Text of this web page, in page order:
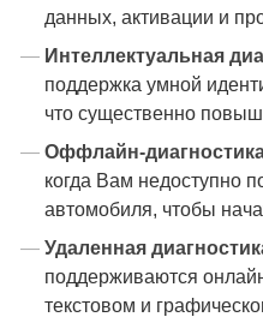
данных, активации и
Интеллектуальная
поддержка умной
что существенно
Оффлайн-
когда Вам недоступно
автомобиля, чтобы
Удаленная
поддерживаются
текстовом и